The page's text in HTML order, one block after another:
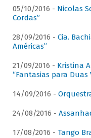
05/10/2016 - Nicolas
Cordas”
28/09/2016 - Cia.
Américas”
21/09/2016 - Kristina
“Fantasias para Duas
14/09/2016 -
24/08/2016 -
17/08/2016 - Tango